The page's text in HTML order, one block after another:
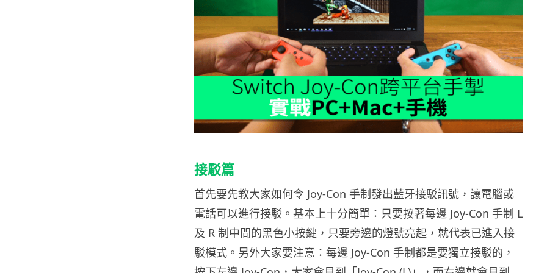
接駁篇
首先要先教大家如何令 Joy-Con 手制發出藍牙接駁訊號，讓電腦或
電話可以進行接駁。基本上十分簡單：只要按著每邊 Joy-Con 手制 L
及 R 制中間的黑色小按鍵，只要旁邊的燈號亮起，就代表已進入接
駁模式。另外大家要注意：每邊 Joy-Con 手制都是要獨立接駁的，